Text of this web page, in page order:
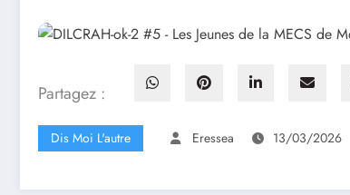
Partagez :
Dis Moi L'autre Eressea 13/03/2026